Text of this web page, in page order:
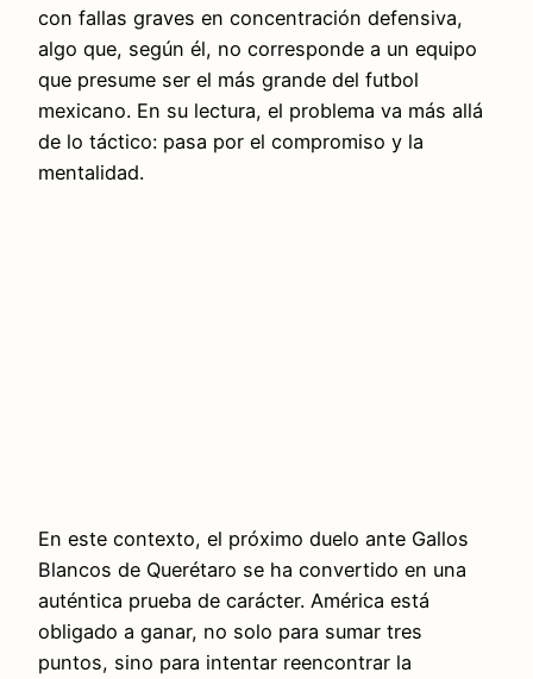
con fallas graves en concentración defensiva,
algo que, según él, no corresponde a un equipo
que presume ser el más grande del futbol
mexicano. En su lectura, el problema va más allá
de lo táctico: pasa por el compromiso y la
mentalidad.
En este contexto, el próximo duelo ante Gallos
Blancos de Querétaro se ha convertido en una
auténtica prueba de carácter. América está
obligado a ganar, no solo para sumar tres
puntos, sino para intentar reencontrar la